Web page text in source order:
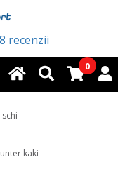
recenzii
0
kaki